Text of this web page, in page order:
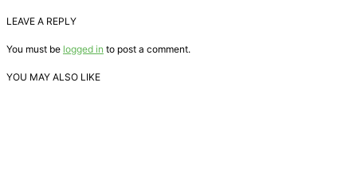
LEAVE A REPLY
You must be logged in to post a comment.
YOU MAY ALSO LIKE